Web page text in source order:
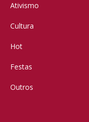
Ativismo
Cultura
Hot
Festas
Outros